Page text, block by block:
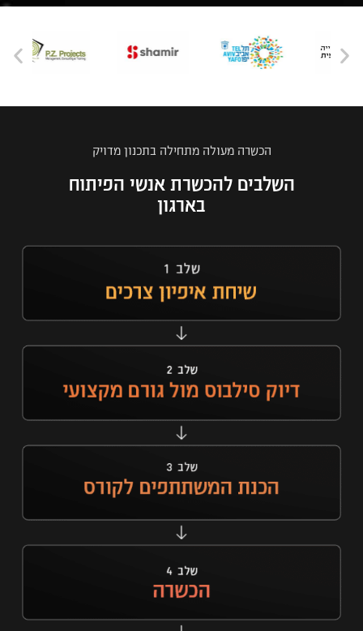
הכשרה מעולה מתחילה בתכנון מדויק
השלבים להכשרת אנשי הפיתוח
בארגון